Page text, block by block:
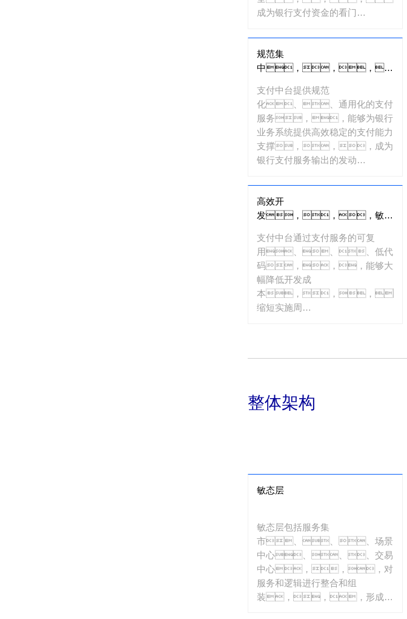
成为银行支付资金的看门
规范集
中，，，，
支付中台提供规范
化、、通用化的支付
服务，，能够为银行
业务系统提供高效稳定的支付能力
支撑，，，成为
银行支付服务输出的发动
高效开
发，，，敏捷
支付中台通过支付服务的可复
用、、、低代
码，，，能够大
幅降低开发成
本，，，，
缩短实施周
整体架构
敏态层
敏态层包括服务集
市、、、场景
中心、、、交易
中心，，，对
服务和逻辑进行整合和组
装，，，形成标